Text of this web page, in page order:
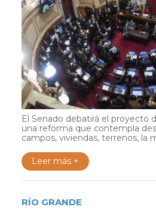
El Senado debatirá el proyecto
una reforma que contempla
campos, viviendas, terrenos, la
Leer más +
RÍO GRANDE